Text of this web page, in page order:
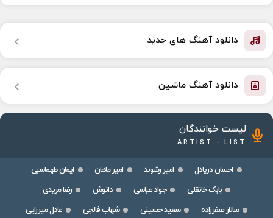
دانلود آهنگ های جدید
دانلود آهنگ ماشین
لیست خوانندگان
ARTIST - LIST
احسان دریادل امیر رشوند امیر ماهان
ایمان طهماسبی
بابک خانقلی
جواد عباسی دانوش
رضا مریدی
سالار صفرزاده
سعید حسینی شهاب فالجی عادل میرزایی